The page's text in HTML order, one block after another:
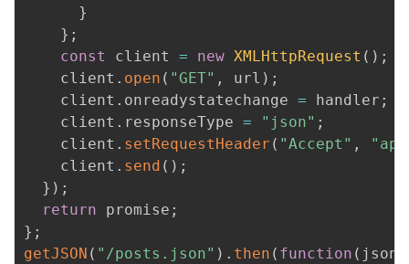
}
} ;
const
client = new XMLHttpRequest ( ) ;
    client
. open ( "GET" , url ) ;
    client
. onreadystatechange = handler ;
    client
. responseType = "json" ;
    client
. setRequestHeader ( "Accept" ,
    client
. send ( ) ;
} ) ;
return promise ;
} ;
getJSON ( "/posts.json" ) . then ( function ( json